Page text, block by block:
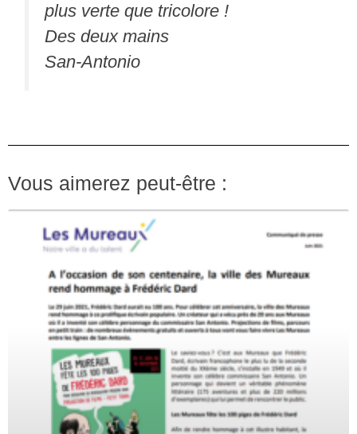
plus verte que tricolore !
Des deux mains
San-Antonio
Vous aimerez peut-être :